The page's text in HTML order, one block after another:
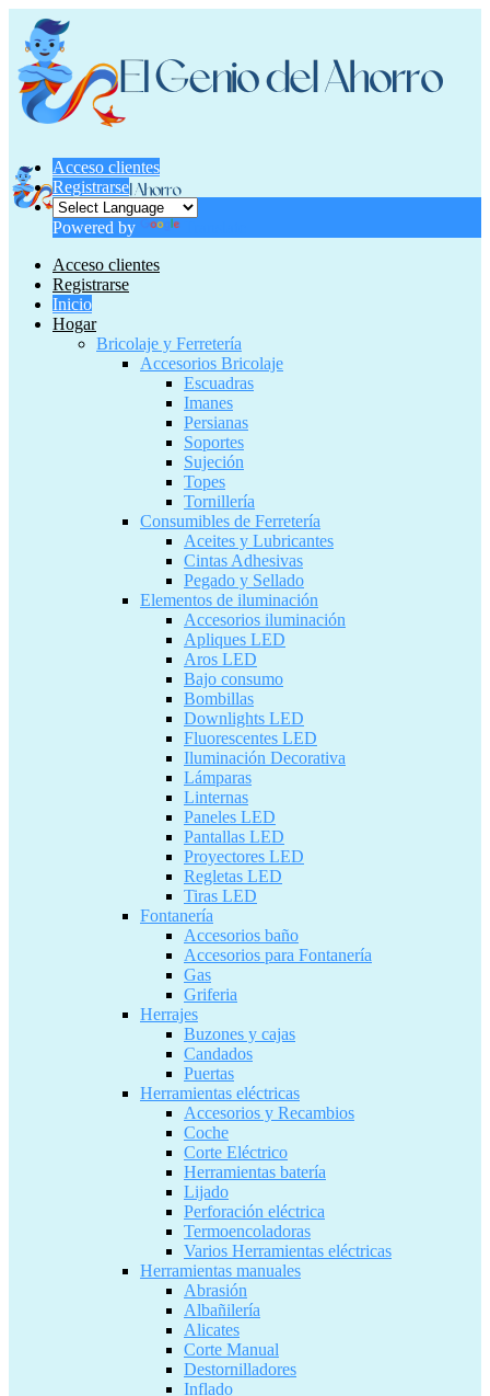
Acceso clientes
Registrarse
Powered by
Acceso clientes
Registrarse
Inicio
Hogar
Bricolaje y Ferretería
Accesorios Bricolaje
Escuadras
Imanes
Persianas
Soportes
Sujeción
Topes
Tornillería
Consumibles de Ferretería
Aceites y Lubricantes
Cintas Adhesivas
Pegado y Sellado
Elementos de iluminación
Accesorios iluminación
Apliques LED
Aros LED
Bajo consumo
Bombillas
Downlights LED
Fluorescentes LED
Iluminación Decorativa
Lámparas
Linternas
Paneles LED
Pantallas LED
Proyectores LED
Regletas LED
Tiras LED
Fontanería
Accesorios baño
Accesorios para Fontanería
Gas
Griferia
Herrajes
Buzones y cajas
Candados
Puertas
Herramientas eléctricas
Accesorios y Recambios
Coche
Corte Eléctrico
Herramientas batería
Lijado
Perforación eléctrica
Termoencoladoras
Varios Herramientas eléctricas
Herramientas manuales
Abrasión
Albañilería
Alicates
Corte Manual
Destornilladores
Inflado